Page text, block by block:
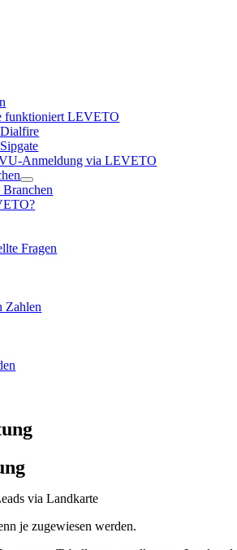
funktioniert LEVETO
Anmeldung via LEVETO
Fragen
Zahlen
via Landkarte
je zugewiesen werden.